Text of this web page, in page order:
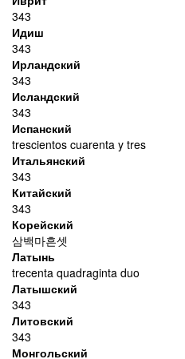
343
Идиш
343
Ирландский
343
Исландский
343
Испанский
trescientos cuarenta y tres
Итальянский
343
Китайский
343
Корейский
삼백마흔셋
Латынь
trecenta quadraginta duo
Латышский
343
Литовский
343
Монгольский